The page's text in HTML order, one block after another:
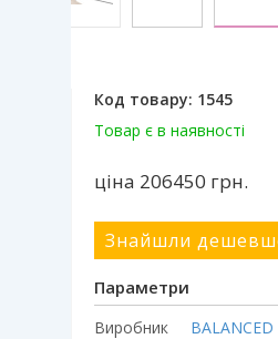
Код товару: 1545
Товар є в наявності
ціна 206450 грн.
Знайшли
Параметри
Виробник